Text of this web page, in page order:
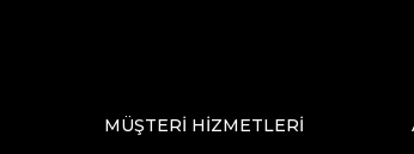
MÜŞTERİ HİZMETLERİ